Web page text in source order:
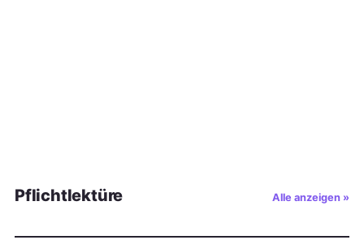
Pflichtlektüre Alle anzeigen »